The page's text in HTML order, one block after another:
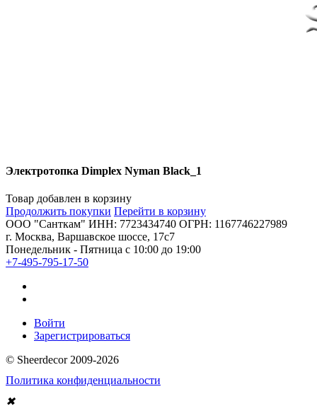
Электротопка Dimplex Nyman Black_1
Товар добавлен в корзину
Продолжить покупки Перейти в корзину
ООО "Санткам" ИНН: 7723434740 ОГРН: 1167746227989
г. Москва, Варшавское шоссе, 17с7
Понедельник - Пятница с 10:00 до 19:00
+7-495-795-17-50
Войти
Зарегистрироваться
© Sheerdecor 2009-2026
Политика конфиденциальности
✖